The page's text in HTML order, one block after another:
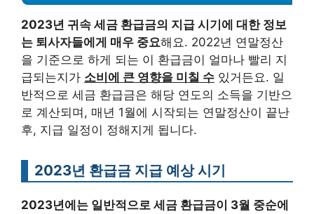
2023년 귀속 세금 환급금의 지급 시기에 대한 정보
는 퇴사자들에게 매우 중요해요. 2022년 연말정산
을 기준으로 하게 되는 이 환급금이 얼마나 빨리 지
급되는지가 소비에 큰 영향을 미칠 수 있거든요. 일
반적으로 세금 환급금은 해당 연도의 소득을 기반으
로 계산되며, 매년 1월에 시작되는 연말정산이 끝난
후, 지급 일정이 정해지게 됩니다.
2023년 환급금 지급 예상 시기
2023년에는 일반적으로 세금 환급금이 3월 중순에